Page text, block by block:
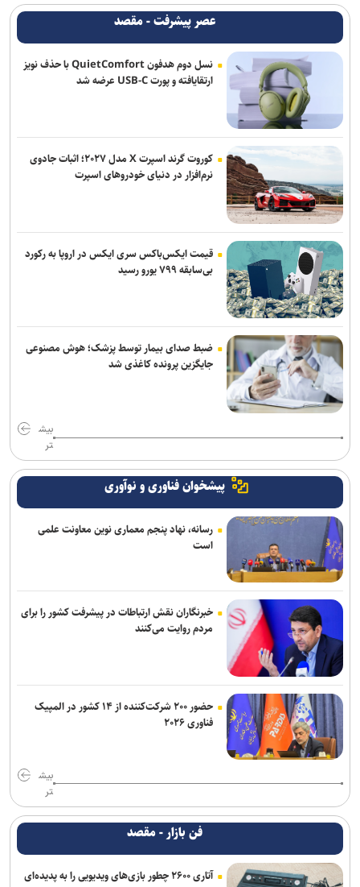
عصر پیشرفت - مقصد
نسل دوم هدفون QuietComfort با حذف نویز
ارتقایافته و پورت USB-C عرضه شد
کوروت گرند اسپرت X مدل ۲۰۲۷؛ اثبات جادوی
نرم‌افزار در دنیای خودروهای اسپرت
قیمت ایکس‌باکس سری ایکس در اروپا به رکورد
بی‌سابقه ۷۹۹ یورو رسید
ضبط صدای بیمار توسط پزشک؛ هوش مصنوعی
جایگزین پرونده کاغذی شد
بیش
تر
پیشخوان فناوری و نوآوری
رسانه، نهاد پنجم معماری نوین معاونت علمی
است
خبرنگاران نقش ارتباطات در پیشرفت کشور را برای
مردم روایت می‌کنند
حضور ۲۰۰ شرکت‌کننده از ۱۴ کشور در المپیک
فناوری ۲۰۲۶
بیش
تر
فن بازار - مقصد
آتاری ۲۶۰۰ چطور بازی‌های ویدیویی را به پدیده‌ای